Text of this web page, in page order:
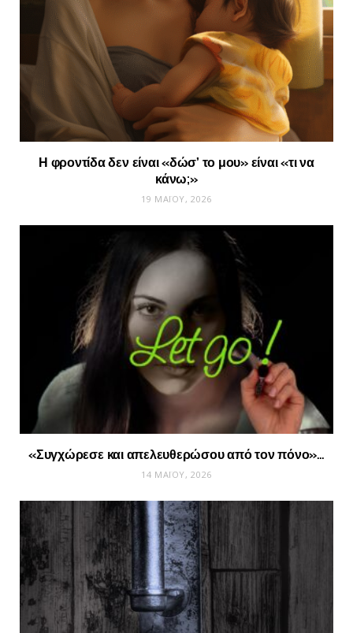
Η φροντίδα δεν είναι «δώσ’ το μου» είναι «τι να
κάνω;»
19 ΜΑΪ́ΟΥ, 2026
«Συγχώρεσε και απελευθερώσου από τον πόνο»…
14 ΜΑΪ́ΟΥ, 2026